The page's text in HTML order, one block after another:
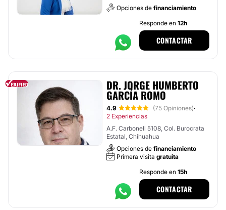
Opciones de financiamiento
Responde en 12h
CONTACTAR
DR. JORGE HUMBERTO
GARCÍA ROMO
4.9 (75 Opiniones)·
2 Experiencias
A.F. Carbonell 5108, Col. Burocrata
Estatal, Chihuahua
Opciones de financiamiento
Primera visita gratuita
Responde en 15h
CONTACTAR